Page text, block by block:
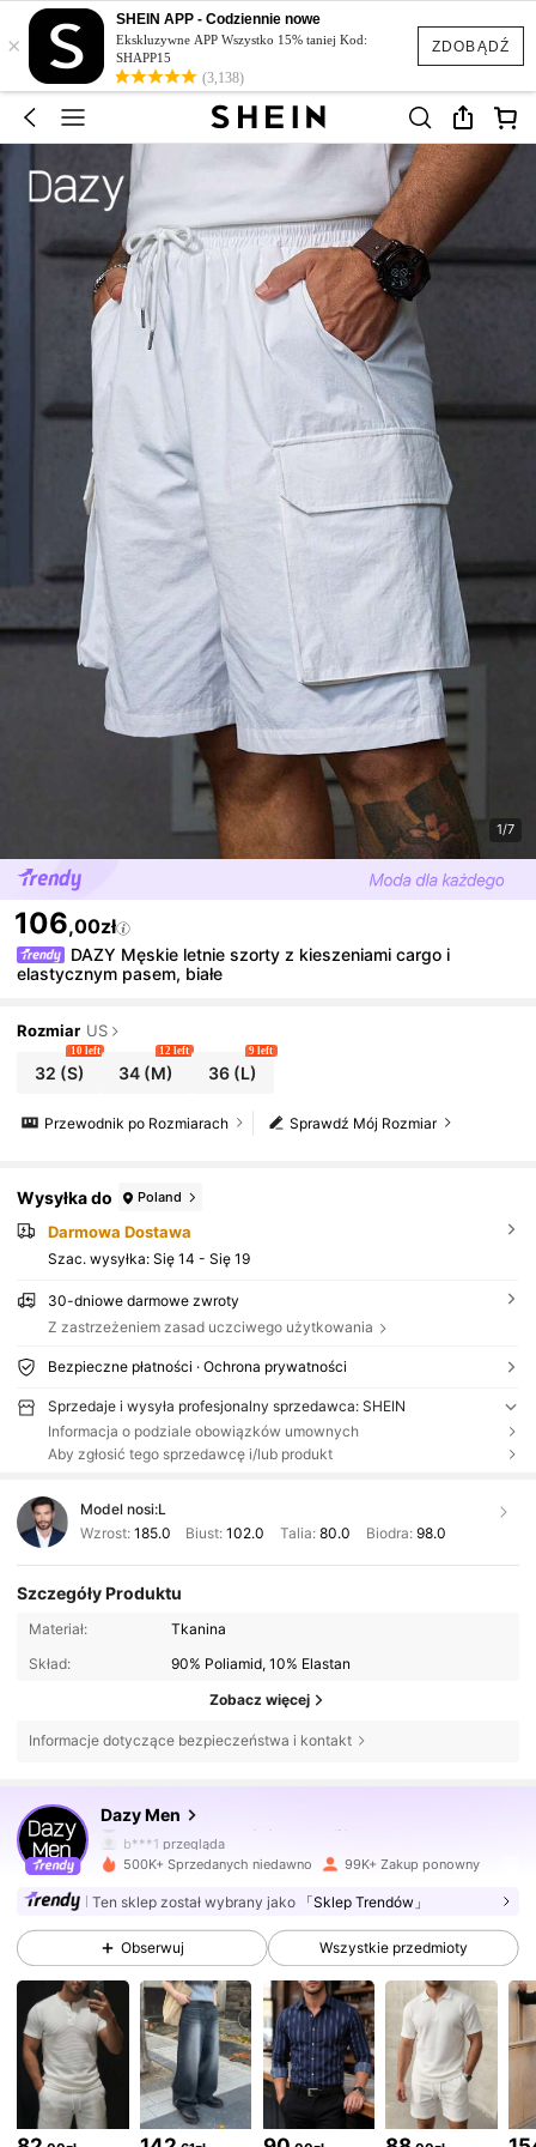
ZDOBĄDŹ
×
SHEIN APP - Codziennie nowe
Ekskluzywne APP Wszystko 15% taniej Kod:
SHAPP15
(3,138)
1/7
106,00zł
DAZY Męskie letnie szorty z kieszeniami cargo i
elastycznym pasem, białe
Rozmiar US
32 (S)
10 left
34 (M)
12 left
36(L)
9 left
Sprawdź Mój Rozmiar
Przewodnik po Rozmiarach
Wysyłka do Poland
Darmowa Dostawa
Szac. wysyłka: Się 14 - Się 19
30-dniowe darmowe zwroty
Z zastrzeżeniem zasad uczciwego użytkowania
Bezpieczne płatności · Ochrona prywatności
Sprzedaje i wysyła profesjonalny sprzedawca: SHEIN
Informacja o podziale obowiązków umownych
Aby zgłosić tego sprzedawcę i/lub produkt
Model nosi:L
Wzrost: 185.0 Biust:102.0 Talia: 80.0 Biodra: 98.0
Szczegóły Produktu
Materiał:
Tkanina
Skład:
90% Poliamid, 10% Elastan
Zobacz więcej
Informacje dotyczące bezpieczeństwa i kontakt
Dazy Men
b***1 przegląda
4,79
141K Obserwujący
4,79 141K Obserwujący
4,79 141K Obserwujący
4,79 141K Obserwujący
500K+ Sprzedanych niedawno 99K+ Zakup ponowny
Ten sklep został wybrany jako 「Sklep Trendów」
Obserwuj Wszystkie przedmioty